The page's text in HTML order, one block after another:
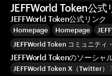
JEFFWorld Token公式
JEFFWorld Token公式リンク
Homepage Homepage
JEFFWorld Token コミュニティ
JEFFWorld Tokenのソーシャ
JEFFWorld Token X（Twitter）